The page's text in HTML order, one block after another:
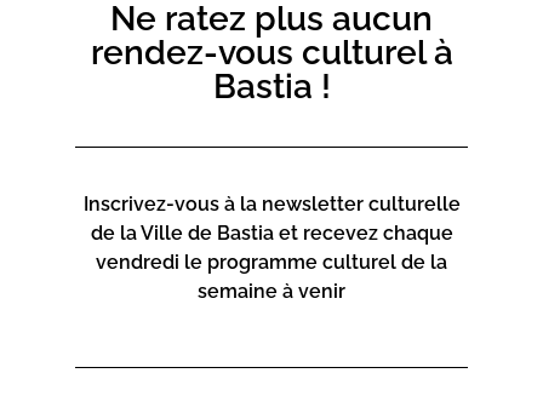
Ne ratez plus aucun
rendez-vous culturel à
Bastia !
Inscrivez-vous à la newsletter culturelle
de la Ville de Bastia et recevez chaque
vendredi le programme culturel de la
semaine à venir